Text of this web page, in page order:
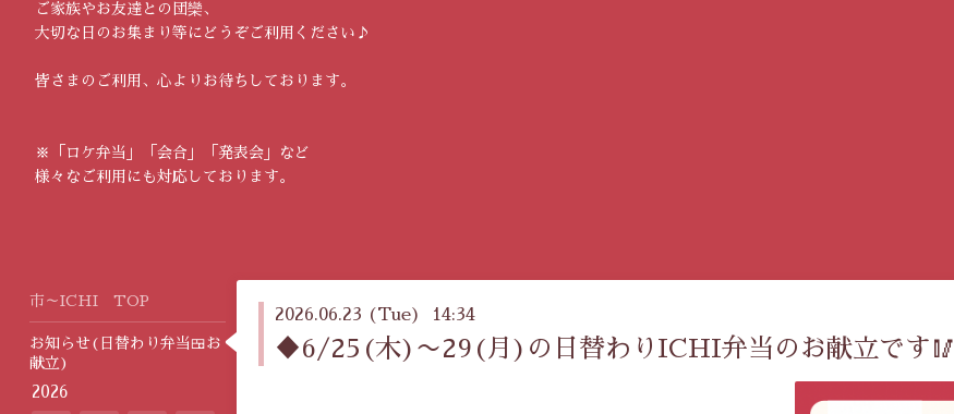
ご家族やお友達との団欒、
大切な日のお集まり等にどうぞご利用ください♪
皆さまのご利用、心よりお待ちしております。
※「ロケ弁当」「会合」「発表会」など
様々なご利用にも対応しております。
2026.06.23 (Tue) 14:34
♦️6/25(木)〜29(月)の日替わりICHI弁当のお献立です🥢
市～ICHI TOP
お知らせ(日替わり弁当🍱お
献立)
2026